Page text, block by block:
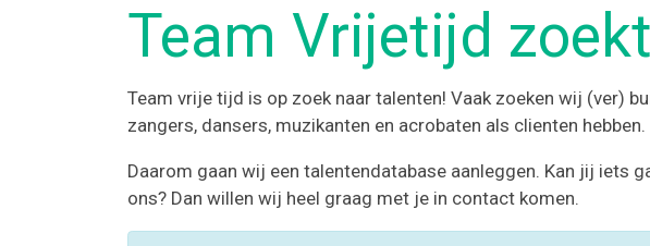
Team Vrijetijd
Team vrije tijd is op zoek naar talenten! Vaak zoeken wij (ver)
zangers, dansers, muzikanten en acrobaten als clienten hebben.
Daarom gaan wij een talentendatabase aanleggen. Kan jij
ons? Dan willen wij heel graag met je in contact komen.